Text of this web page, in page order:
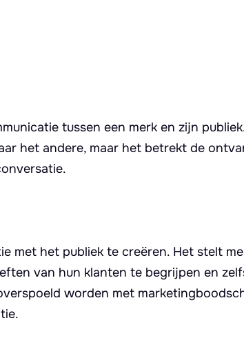
tussen een merk en zijn
het andere, maar het betrekt de
met het publiek te creëren. Het stelt
van hun klanten te begrijpen en
worden met